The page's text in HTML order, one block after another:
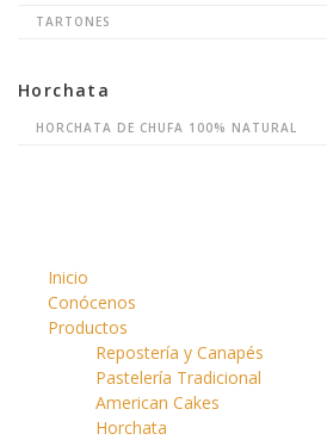
TARTONES
Horchata
HORCHATA DE CHUFA 100% NATURAL
Inicio
Conócenos
Productos
Repostería y Canapés
Pastelería Tradicional
American Cakes
Horchata